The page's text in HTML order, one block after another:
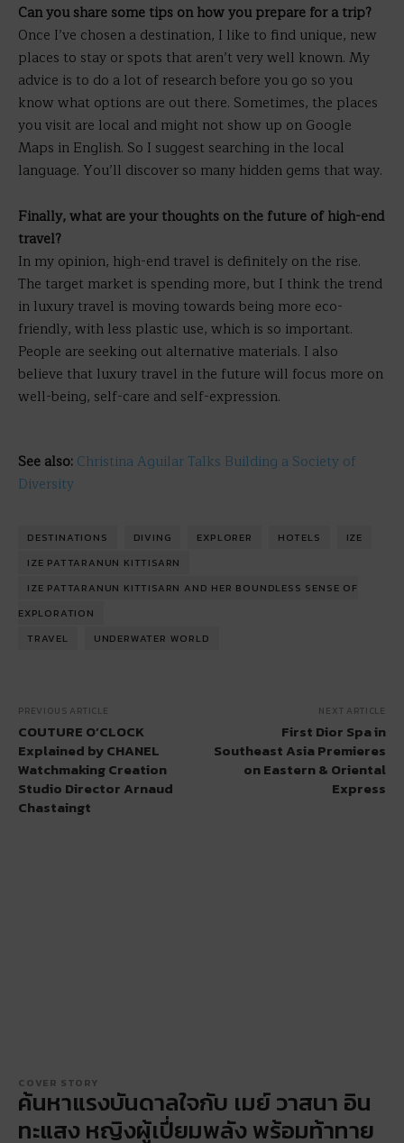
Can you share some tips on how you prepare for a trip?
Once I’ve chosen a destination, I like to find unique, new
places to stay or spots that aren’t very well known. My
advice is to do a lot of research before you go so you
know what options are out there. Sometimes, the places
you visit are local and might not show up on Google
Maps in English. So I suggest searching in the local
language. You’ll discover so many hidden gems that way.
Finally, what are your thoughts on the future of high-end
travel?
In my opinion, high-end travel is definitely on the rise.
The target market is spending more, but I think the trend
in luxury travel is moving towards being more eco-
friendly, with less plastic use, which is so important.
People are seeking out alternative materials. I also
believe that luxury travel in the future will focus more on
well-being, self-care and self-expression.
See also: Christina Aguilar Talks Building a Society of
Diversity
DESTINATIONS DIVING EXPLORER HOTELS
IZE
IZE PATTARANUN KITTISARN
IZE PATTARANUN KITTISARN AND HER BOUNDLESS SENSE OF
EXPLORATION
TRAVEL
UNDERWATER WORLD
PREVIOUS ARTICLE
COUTURE O’CLOCK
Explained by CHANEL
Watchmaking Creation
Studio Director Arnaud
Chastaingt
NEXT ARTICLE
First Dior Spa in
Southeast Asia Premieres
on Eastern & Oriental
Express
COVER STORY
ค้นหาแรงบันดาลใจกับ เมย์ วาสนา อิน
ทะแสง หญิงผู้เปี่ยมพลัง พร้อมท้าทาย